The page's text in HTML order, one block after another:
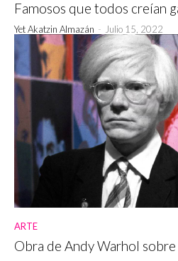
Famosos que todos creían
Yet Akatzin Almazán - Julio 15, 2022
ARTE
Obra de Andy Warhol sobre